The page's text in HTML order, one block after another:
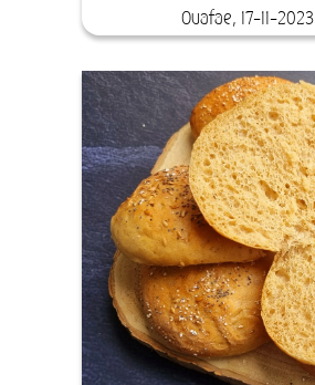
Ouafae, 17-11-2023